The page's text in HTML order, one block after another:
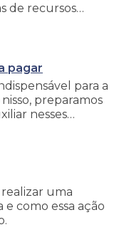
de recursos
pagar
para a
preparamos
nesses
uma
como essa ação